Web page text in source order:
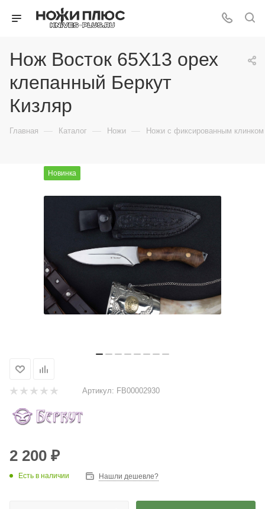
Нож Восток 65Х13 орех
клепанный Беркут
Кизляр
Главная — Каталог — Ножи — Ножи с фиксированным клинком
Новинка
Артикул: FB00002930
2 200 ₽
Есть в наличии Нашли дешевле?